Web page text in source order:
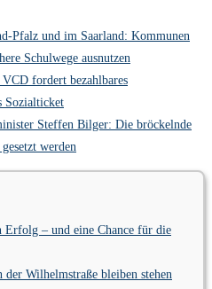
Pfalz und im Saarland: Kommunen
Schulwege ausnutzen
fordert bezahlbares
Sozialticket
Steffen Bilger: Die bröckelnde
werden
Erfolg – und eine Chance für die
Wilhelmstraße bleiben stehen